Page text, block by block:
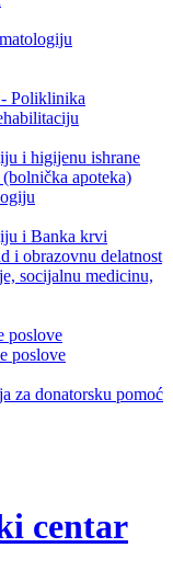
Poliklinika
i higijenu ishrane
(bolnička apoteka)
i Banka krvi
i obrazovnu delatnost
socijalnu medicinu,
poslove
poslove
za donatorsku pomoć
centar